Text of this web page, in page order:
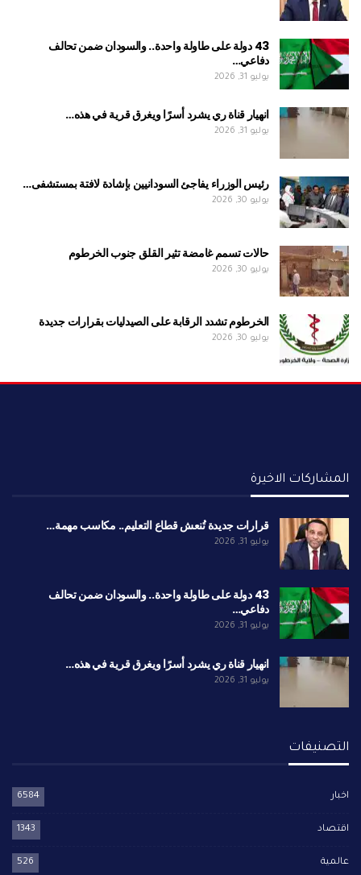
43 دولة على طاولة واحدة.. والسودان ضمن تحالف
دفاعي…
يوليو 31, 2026
انهيار قناة ري يشرد أسرًا ويغرق قرية في هذه…
يوليو 31, 2026
رئيس الوزراء يفاجئ السودانيين بإشادة لافتة بمستشفى…
يوليو 30, 2026
حالات تسمم غامضة تثير القلق جنوب الخرطوم
يوليو 30, 2026
الخرطوم تشدد الرقابة على الصيدليات بقرارات جديدة
يوليو 30, 2026
المشاركات الاخيرة
قرارات جديدة تُنعش قطاع التعليم.. مكاسب مهمة…
يوليو 31, 2026
43 دولة على طاولة واحدة.. والسودان ضمن تحالف
دفاعي…
يوليو 31, 2026
انهيار قناة ري يشرد أسرًا ويغرق قرية في هذه…
يوليو 31, 2026
التصنيفات
اخبار 6584
اقتصاد 1343
عالمية 526